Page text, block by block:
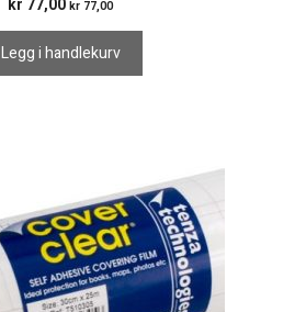
kr 77,00 kr 77,00
Legg i handlekurv